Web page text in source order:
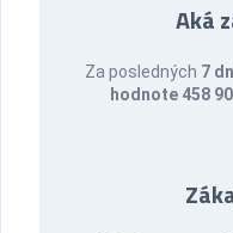
Aká
Za posledných 7
hodnote 458